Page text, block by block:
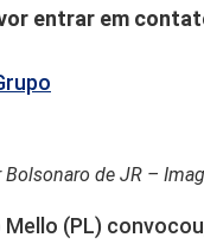
entrar em
de JR –
(PL)